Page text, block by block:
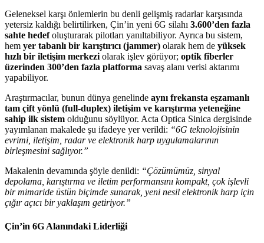
Geleneksel karşı önlemlerin bu denli gelişmiş radarlar karşısında
yetersiz kaldığı belirtilirken, Çin’in yeni 6G silahı 3.600’den fazla
sahte hedefoluşturarak pilotları yanıltabiliyor. Ayrıca bu sistem,
hem yer tabanlı bir karıştırıcı (jammer) olarak hem de yüksek
hızlı bir iletişim merkezi olarak işlev görüyor; optik fiberler
üzerinden 300’den fazla platforma savaş alanı verisi aktarımı
yapabiliyor.
Araştırmacılar, bunun dünya genelinde aynı frekansta eşzamanlı
tam çift yönlü (full-duplex) iletişim ve karıştırma yeteneğine
sahip ilk sistem olduğunu söylüyor. Acta Optica Sinica dergisinde
yayımlanan makalede şu ifadeye yer verildi: “6G teknolojisinin
evrimi, iletişim, radar ve elektronik harp uygulamalarının
birleşmesini sağlıyor.”
Makalenin devamında şöyle denildi: “Çözümümüz, sinyal
depolama, karıştırma ve iletim performansını kompakt, çok işlevli
bir mimaride üstün biçimde sunarak, yeni nesil elektronik harp için
çığır açıcı bir yaklaşım getiriyor.”
Çin’in 6G Alanındaki Liderliği